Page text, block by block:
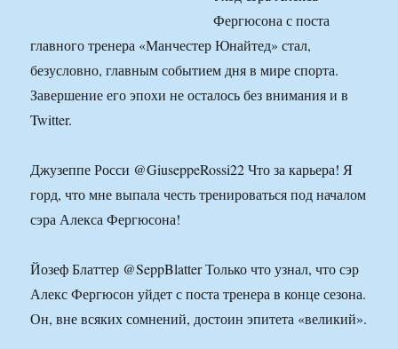
Фергюсона с поста
главного тренера «Манчестер Юнайтед» стал,
безусловно, главным событием дня в мире спорта.
Завершение его эпохи не осталось без внимания и в
Twitter.
Джузеппе Росси @GiuseppeRossi22 Что за карьера! Я
горд, что мне выпала честь тренироваться под началом
сэра Алекса Фергюсона!
Йозеф Блаттер @SeppBlatter Только что узнал, что сэр
Алекс Фергюсон уйдет с поста тренера в конце сезона.
Он, вне всяких сомнений, достоин эпитета «великий».